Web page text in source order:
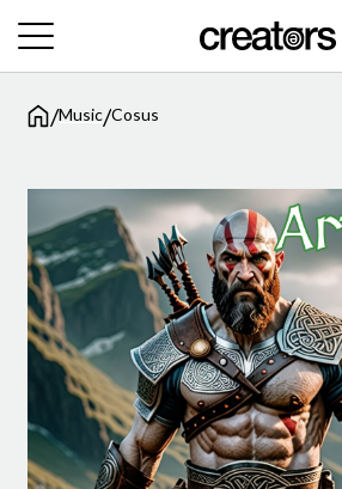
/Music/Cosus